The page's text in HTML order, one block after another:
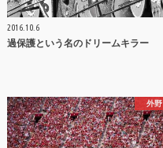
2016.10.6
過保護という名のドリームキラー
外野